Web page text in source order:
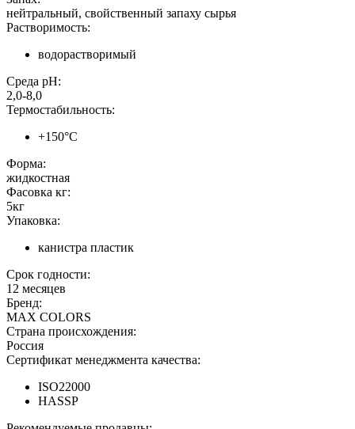
нейтральный, свойственный запаху сырья
Растворимость:
водорастворимый
Среда pH:
2,0-8,0
Термостабильность:
+150°C
Форма:
жидкостная
Фасовка кг:
5кг
Упаковка:
канистра пластик
Срок годности:
12 месяцев
Бренд:
MAX COLORS
Страна происхождения:
Россия
Сертификат менеджмента качества:
ISO22000
HASSP